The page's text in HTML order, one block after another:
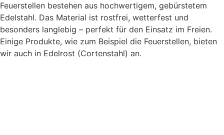
Feuerstellen bestehen aus hochwertigem, gebürstetem
Edelstahl. Das Material ist rostfrei, wetterfest und
besonders langlebig – perfekt für den Einsatz im Freien.
Einige Produkte, wie zum Beispiel die Feuerstellen, bieten
wir auch in Edelrost (Cortenstahl) an.